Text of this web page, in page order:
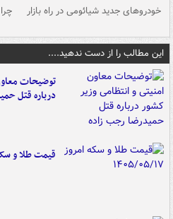
خودروهای جدید شیائومی در راه بازار
این مطالب را از دست ندهید....
توضیحات
درباره قتل
قیمت طلا و سکه